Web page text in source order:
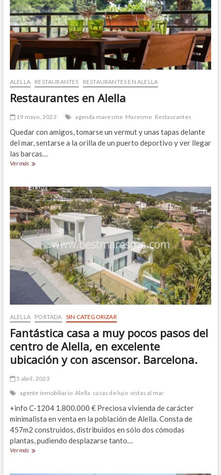
ALELLA RESTAURANTES RESTAURANTES EN ALELLA
Restaurantes en Alella
19 mayo, 2023 agenda maresme Maresme Restaurantes
Quedar con amigos, tomarse un vermut y unas tapas delante
del mar, sentarse a la orilla de un puerto deportivo y ver llegar
las barcas…
Ver másRestaurantes
ALELLA PORTADA SIN CATEGORIZAR
Fantástica casa a muy pocos pasos del
centro de Alella, en excelente
ubicación y con ascensor. Barcelona.
5 abril, 2023
agente inmobiliario Alella casas de lujo vistas al mar
+info C-1204 1.800.000 € Preciosa vivienda de carácter
minimalista en venta en la población de Alella. Consta de
457m2 construidos, distribuidos en sólo dos cómodas
plantas, pudiendo desplazarse tanto…
Ver másFantástica